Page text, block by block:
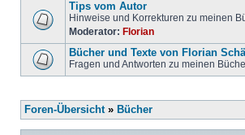
Tips vom Autor
Hinweise und Korrekturen zu meinen
Moderator: Florian
Bücher und Texte von Florian
Fragen und Antworten zu meinen
Foren-Übersicht» Bücher